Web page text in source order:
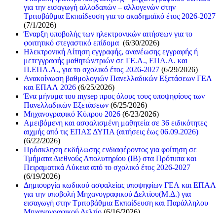
για την εισαγωγή αλλοδαπών – αλλογενών στην
Τριτοβάθμια Εκπαίδευση για το ακαδημαϊκό έτος 2026-2027
(7/1/2026)
Έναρξη υποβολής των ηλεκτρονικών αιτήσεων για το
φοιτητικό στεγαστικό επίδομα (6/30/2026)
Ηλεκτρονική Αίτηση εγγραφής, ανανέωσης εγγραφής ή
μετεγγραφής μαθητών/τριών σε ΓΕ.Λ., ΕΠΑ.Λ. και
Π.ΕΠΑ.Λ., για το σχολικό έτος 2026-2027 (6/29/2026)
Ανακοίνωση βαθμολογιών Πανελλαδικών Εξετάσεων ΓΕΛ
και ΕΠΑΛ 2026 (6/25/2026)
Ένα μήνυμα του mysep προς όλους τους υποψηφίους των
Πανελλαδικών Εξετάσεων (6/25/2026)
Μηχανογραφικό Κύπρου 2026 (6/23/2026)
Αμειβόμενη και ασφαλισμένη μαθητεία σε 36 ειδικότητες
αιχμής από τις ΕΠΑΣ ΔΥΠΑ (αιτήσεις έως 06.09.2026)
(6/22/2026)
Πρόσκληση εκδήλωσης ενδιαφέροντος για φοίτηση σε
Τμήματα Διεθνούς Απολυτηρίου (IB) στα Πρότυπα και
Πειραματικά Λύκεια από το σχολικό έτος 2026-2027
(6/19/2026)
Δημιουργία κωδικού ασφαλείας υποψηφίων ΓΕΛ και ΕΠΑΛ
για την υποβολή Μηχανογραφικού Δελτίου(Μ.Δ.) για
εισαγωγή στην Τριτοβάθμια Εκπαίδευση και Παράλληλου